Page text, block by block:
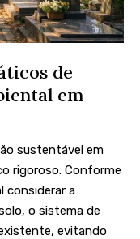
de
em
sustentável em
rigoroso. Conforme
considerar a
o sistema de
evitando